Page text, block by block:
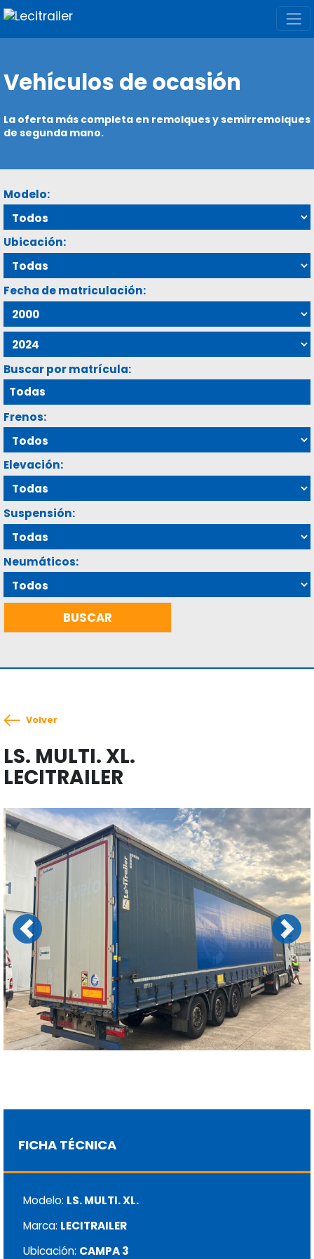
Vehículos de ocasión
La oferta más completa en remolques y semirremolques
de segunda mano.
Modelo:
Ubicación:
Fecha de matriculación:
Buscar por matrícula:
Frenos:
Elevación:
Suspensión:
Neumáticos:
Volver
LS. MULTI. XL.
LECITRAILER
Previous Next
FICHA TÉCNICA
Modelo: LS. MULTI. XL.
Marca: LECITRAILER
Ubicación: CAMPA 3